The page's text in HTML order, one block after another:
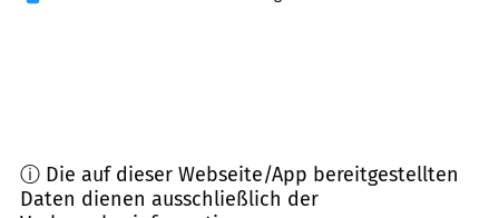
ⓘ Die auf dieser Webseite/App bereitgestellten
Daten dienen ausschließlich der